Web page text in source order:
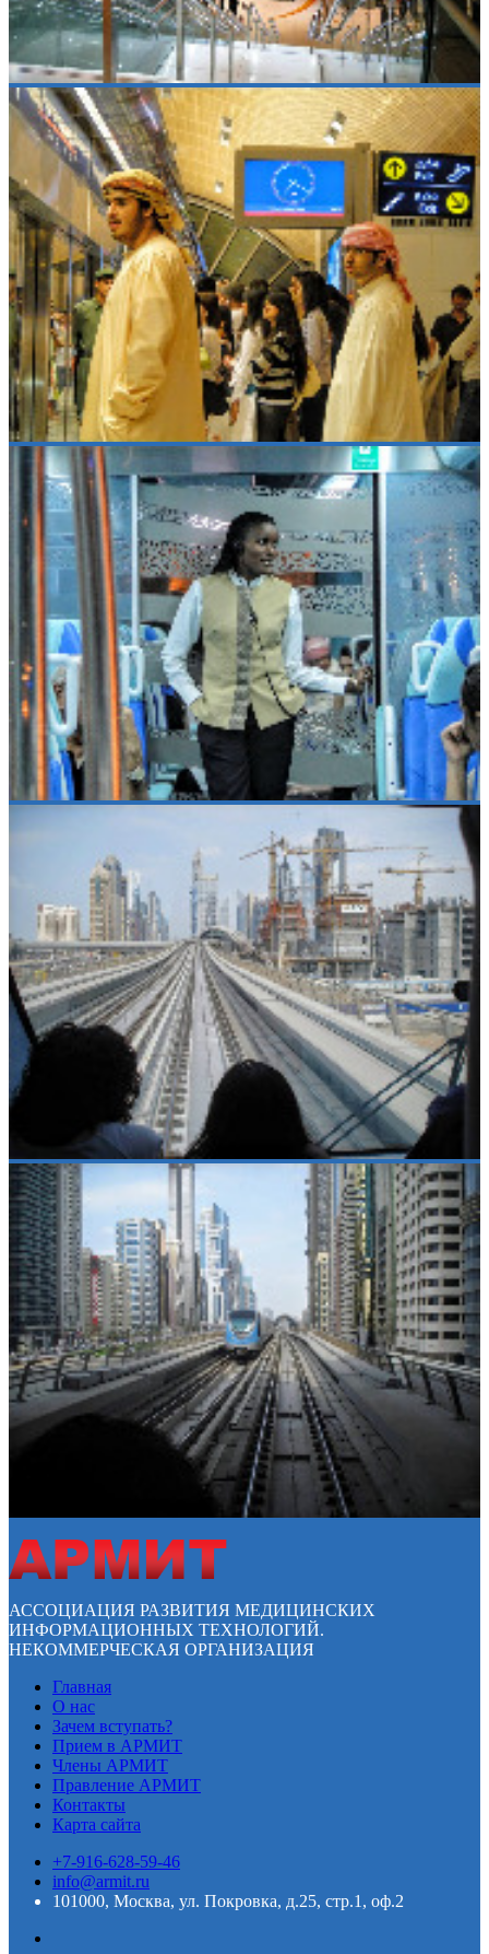
АССОЦИАЦИЯ РАЗВИТИЯ МЕДИЦИНСКИХ
ИНФОРМАЦИОННЫХ ТЕХНОЛОГИЙ.
НЕКОММЕРЧЕСКАЯ ОРГАНИЗАЦИЯ
Главная
О нас
Зачем вступать?
Прием в АРМИТ
Члены АРМИТ
Правление АРМИТ
Контакты
Карта сайта
+7-916-628-59-46
info@armit.ru
101000, Москва, ул. Покровка, д.25, стр.1, оф.2